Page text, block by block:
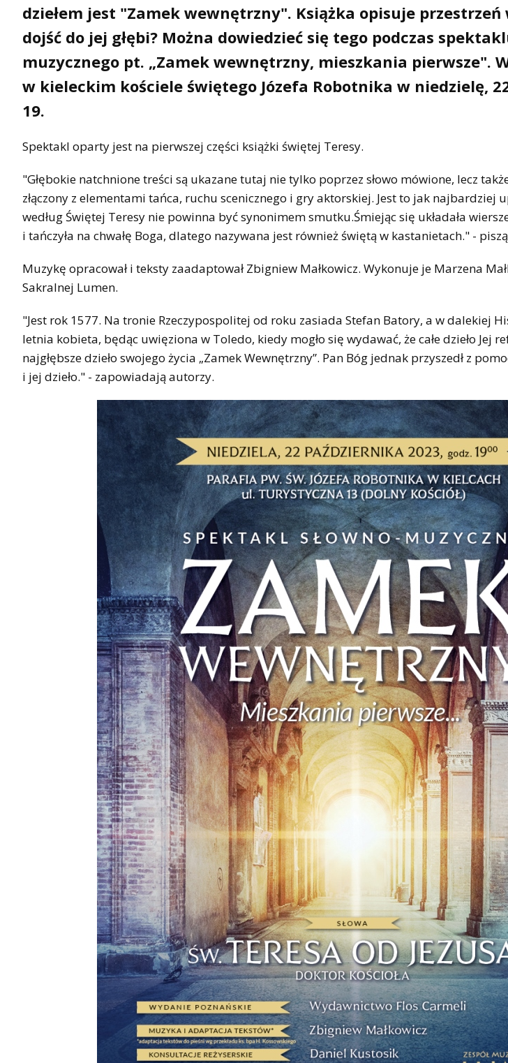
dziełem jest "Zamek wewnętrzny". Książka opisuje przestrzeń
dojść do jej głębi? Można dowiedzieć się tego podczas
muzycznego pt. „Zamek wewnętrzny, mieszkania pierwsze".
w kieleckim kościele świętego Józefa Robotnika w niedzielę,
19.
Spektakl oparty jest na pierwszej części książki świętej Teresy.
"Głębokie natchnione treści są ukazane tutaj nie tylko poprzez słowo mówione, lecz
złączony z elementami tańca, ruchu scenicznego i gry aktorskiej. Jest to jak najbardziej
według Świętej Teresy nie powinna być synonimem smutku.Śmiejąc się układała
i tańczyła na chwałę Boga, dlatego nazywana jest również świętą w kastanietach." -
Muzykę opracował i teksty zaadaptował Zbigniew Małkowicz. Wykonuje je Marzena
Sakralnej Lumen.
"Jest rok 1577. Na tronie Rzeczypospolitej od roku zasiada Stefan Batory, a w dalekiej
letnia kobieta, będąc uwięziona w Toledo, kiedy mogło się wydawać, że całe dzieło Jej
najgłębsze dzieło swojego życia „Zamek Wewnętrzny”. Pan Bóg jednak przyszedł z
i jej dzieło." - zapowiadają autorzy.